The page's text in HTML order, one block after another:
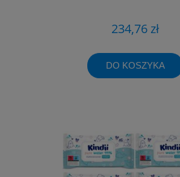
234,76 zł
DO KOSZYKA